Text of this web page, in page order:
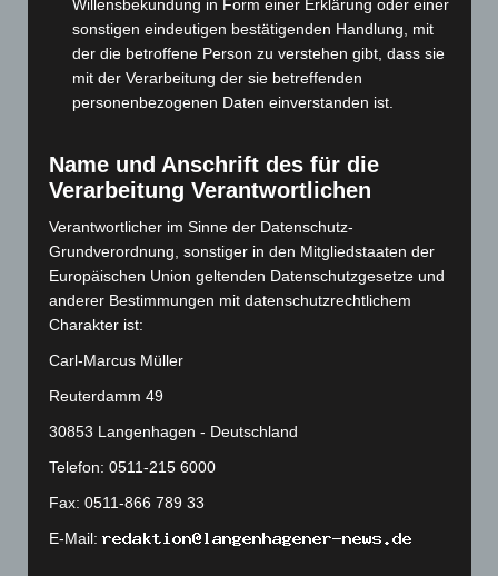
Oktober 2023(114)
September 2023(133)
August 2023(134)
Juli 2023
Mai 2023(139)
April 2023
(155)
März 2023(174)
Februar 2023(154)
Januar 2023 (140)
Dezember 2022(130)
Juni 2022(167)
Willensbekundung in Form einer Erklärung oder einer
sonstigen eindeutigen bestätigenden Handlung, mit
der die betroffene Person zu verstehen gibt, dass sie
mit der Verarbeitung der sie betreffenden
personenbezogenen Daten einverstanden ist.
Name und Anschrift des für die
Verarbeitung Verantwortlichen
Verantwortlicher im Sinne der Datenschutz-
Grundverordnung, sonstiger in den Mitgliedstaaten der
Europäischen Union geltenden Datenschutzgesetze und
anderer Bestimmungen mit datenschutzrechtlichem
Charakter ist:
Carl-Marcus Müller
Reuterdamm 49
30853 Langenhagen - Deutschland
Telefon: 0511-215 6000
Fax: 0511-866 789 33
E-Mail: